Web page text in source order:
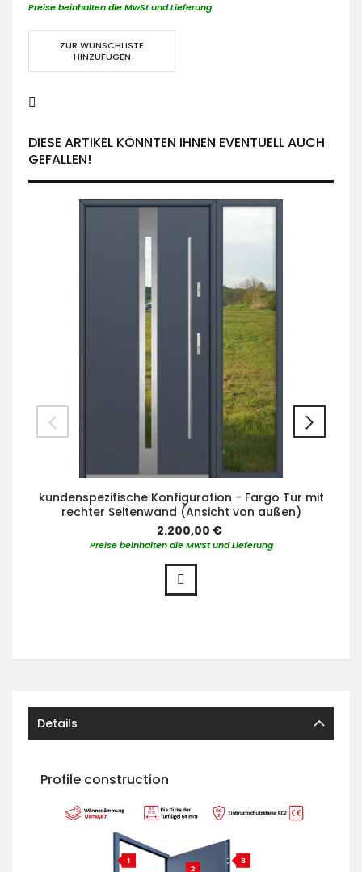
Preise beinhalten die MwSt und Lieferung
ZUR WUNSCHLISTE
HINZUFÜGEN
DIESE ARTIKEL KÖNNTEN IHNEN EVENTUELL AUCH
GEFALLEN!
kundenspezifische Konfiguration - Fargo Tür mit
rechter Seitenwand (Ansicht von außen)
2.200,00 €
Preise beinhalten die MwSt und Lieferung
Details